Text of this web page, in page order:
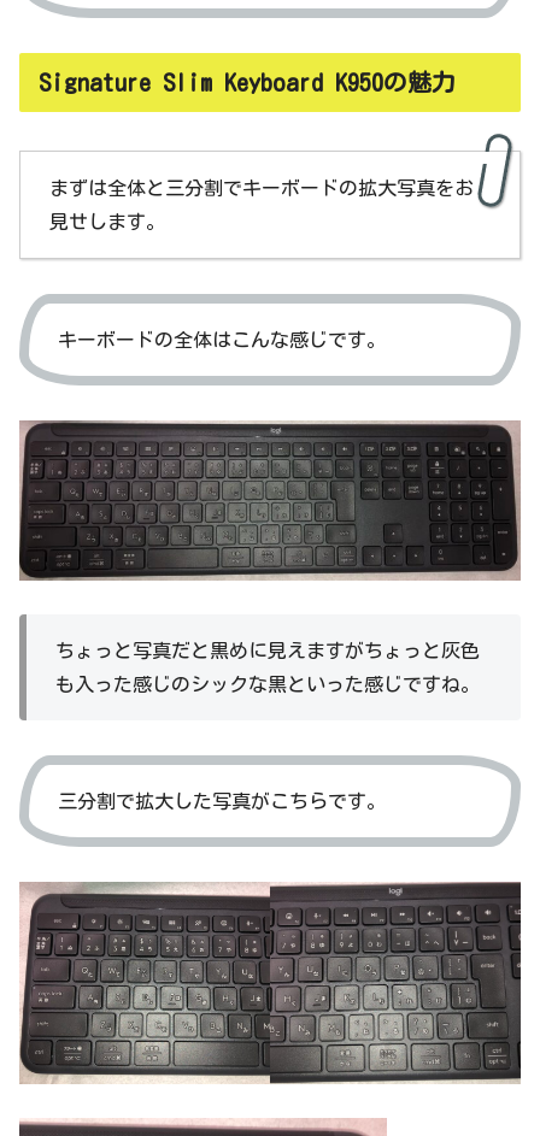
Signature Slim Keyboard K950の魅力
まずは全体と三分割でキーボードの拡大写真をお
見せします。
キーボードの全体はこんな感じです。
ちょっと写真だと黒めに見えますがちょっと灰色
も入った感じのシックな黒といった感じですね。
三分割で拡大した写真がこちらです。